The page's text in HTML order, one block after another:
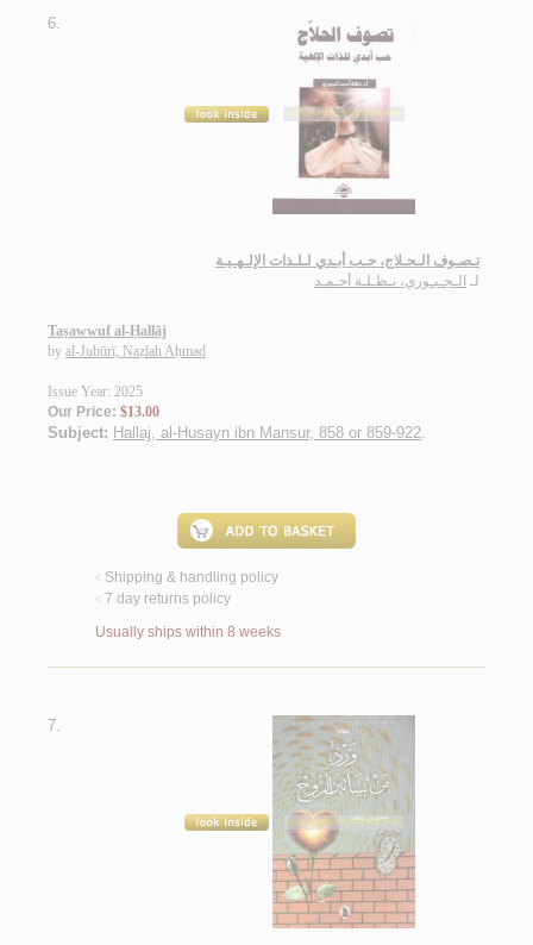
6.
تـصـوف الـحـلاج، حـب أبـدي لـلـذات الإلـهـيـة
لـ الـجـبـوري، نـظـلـة أحـمـد
Taṣawwuf al-Ḥallāj
by al-Jubūrī, Naẓlah Aḥmad
Issue Year: 2025
Our Price: $13.00
Subject: Hallaj, al-Husayn ibn Mansur, 858 or 859-922.
< Shipping & handling policy
< 7 day returns policy
Usually ships within 8 weeks
7.